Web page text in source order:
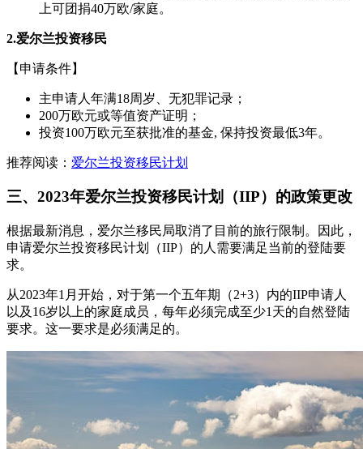
上可团捐40万欧/家庭。
2.爱尔兰投资移民
【申请条件】
主申请人年满18周岁、无犯罪记录；
200万欧元或等值资产证明；
投资100万欧元至获批准的基金, 保持投资最低3年。
推荐阅读： 爱尔兰投资移民计划
三、2023年爱尔兰投资移民计划（IIP）的政策更改
根据最新消息，爱尔兰移民局取消了目前的旅行限制。因此，
申请爱尔兰投资移民计划（IIP）的人需要满足当前的登陆要
求。
从2023年1月开始，对于第一个五年期（2+3）内的IIP申请人
以及16岁以上的家庭成员，每年必须完成至少1天的自然登陆
要求。这一要求是必须满足的。